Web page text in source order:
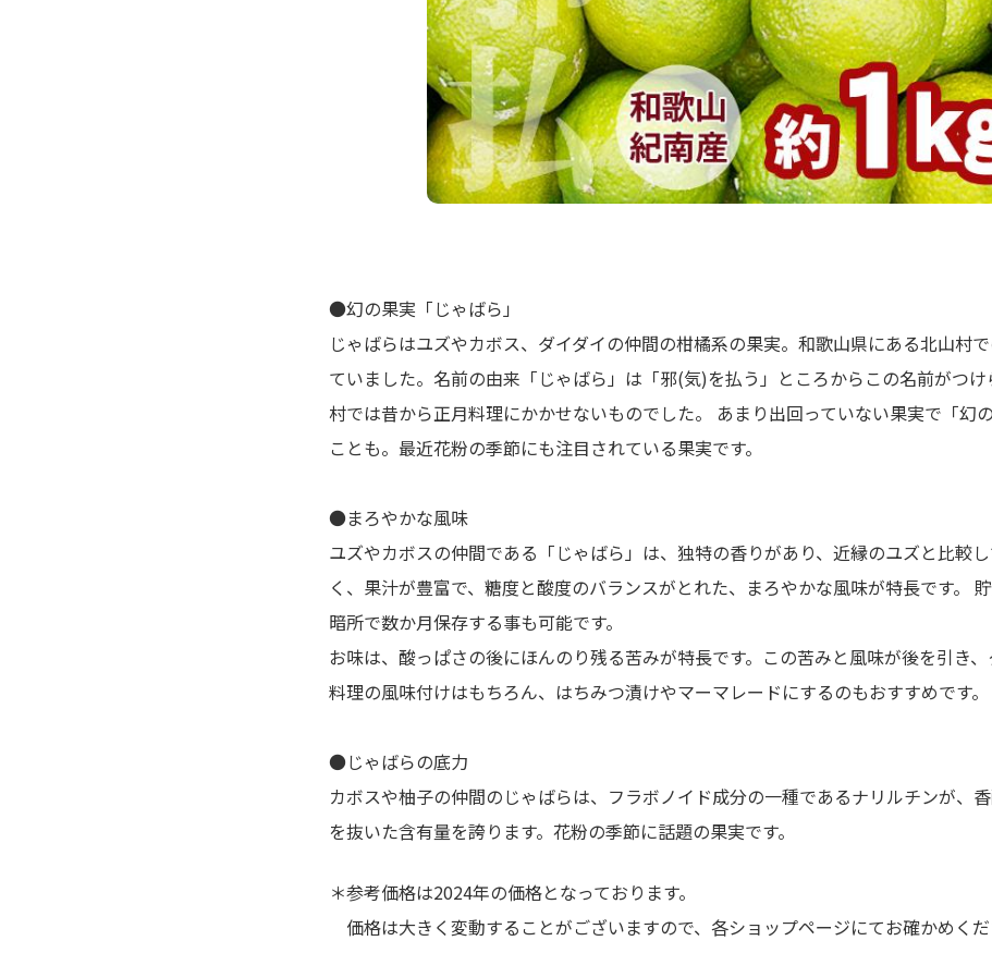
●幻の果実「じゃばら」
じゃばらはユズやカボス、ダイダイの仲間の柑橘系の果実。和歌山県にある北山村
ていました。名前の由来「じゃばら」は「邪(気)を払う」ところからこの名前がつ
村では昔から正月料理にかかせないものでした。 あまり出回っていない果実で「幻
ことも。最近花粉の季節にも注目されている果実です。
●まろやかな風味
ユズやカボスの仲間である「じゃばら」は、独特の香りがあり、近縁のユズと比較
く、果汁が豊富で、糖度と酸度のバランスがとれた、まろやかな風味が特長です。
暗所で数か月保存する事も可能です。
お味は、酸っぱさの後にほんのり残る苦みが特長です。この苦みと風味が後を引き、
料理の風味付けはもちろん、はちみつ漬けやマーマレードにするのもおすすめです。
●じゃばらの底力
カボスや柚子の仲間のじゃばらは、フラボノイド成分の一種であるナリルチンが、
を抜いた含有量を誇ります。花粉の季節に話題の果実です。
＊参考価格は2024年の価格となっております。
価格は大きく変動することがございますので、各ショップページにてお確かめくだ